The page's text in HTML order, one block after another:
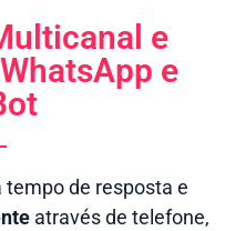
e
e
tempo de resposta e
através de telefone,